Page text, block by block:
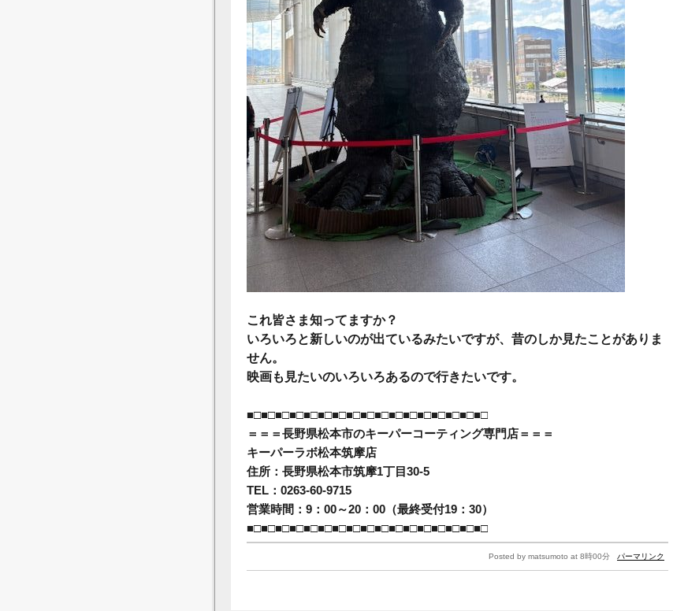
これ皆さま知ってますか？
いろいろと新しいのが出ているみたいですが、昔のしか見たことがありま
せん。
映画も見たいのいろいろあるので行きたいです。
■□■□■□■□■□■□■□■□■□■□■□■□■□■□■□■□■□
＝＝＝長野県松本市のキーパーコーティング専門店＝＝＝
キーパーラボ松本筑摩店
住所：長野県松本市筑摩1丁目30-5
TEL：0263-60-9715
営業時間：9：00～20：00（最終受付19：30）
■□■□■□■□■□■□■□■□■□■□■□■□■□■□■□■□■□
Posted by matsumoto at 8時00分 パーマリンク